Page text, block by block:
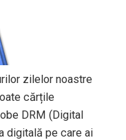
zilelor noastre
cărțile
DRM (Digital
digitală pe care ai